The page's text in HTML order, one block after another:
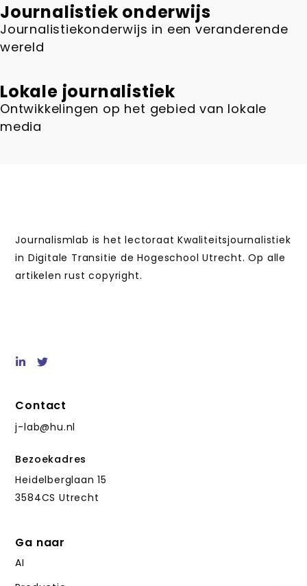
Journalistiek onderwijs
Journalistiekonderwijs in een veranderende
wereld
Lokale journalistiek
Ontwikkelingen op het gebied van lokale
media
Journalismlab is het lectoraat Kwaliteitsjournalistiek
in Digitale Transitie de Hogeschool Utrecht. Op alle
artikelen rust copyright.
Contact
j-lab@hu.nl
Bezoekadres
Heidelberglaan 15
3584CS Utrecht
Ga naar
AI